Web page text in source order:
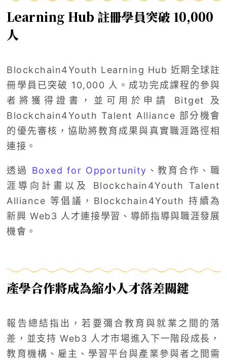
Learning Hub 註冊學員突破 10,000
人
Blockchain4Youth Learning Hub 近期全球註
冊學員已突破 10,000 人。成功完成課程的參與
者將獲得證書，並可用於申請 Bitget 及
Blockchain4Youth Talent Alliance 部分機會
的優先審核，協助將教育成果與真實職涯路徑相
連接。
透過 Boxed for Opportunity 、教育合作、職
涯導向計畫以及 Blockchain4Youth Talent
Alliance 等倡議，Blockchain4Youth 持續為
新興 Web3 人才連接學習、導師指導與職涯發展
機會。
產學合作將成為縮小人才落差關鍵
報告總結指出，若要彌合教育與就業之間的落
差，並支持 Web3 人才市場進入下一階段成長，
教育機構、雇主、學習平台與產業參與者之間需